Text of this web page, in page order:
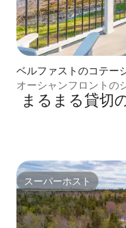
ベルファストのコテー
オーシャンフロントの
した
まるまる貸切
スーパーホスト
スーパーホスト